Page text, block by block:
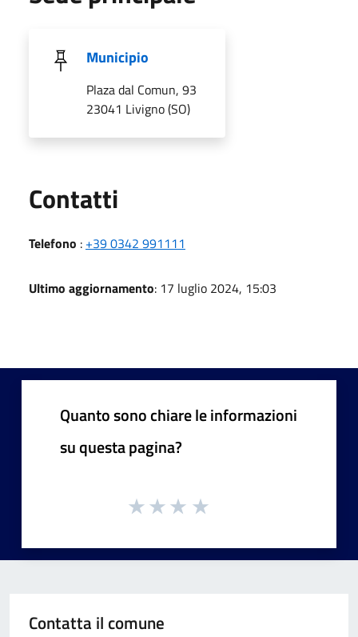
Municipio
Plaza dal Comun, 93
23041 Livigno (SO)
Contatti
Telefono : +39 0342 991111
Ultimo aggiornamento: 17 luglio 2024, 15:03
Quanto sono chiare le informazioni
su questa pagina?
Contatta il comune